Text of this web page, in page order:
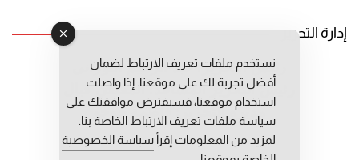
إدارة التحرير
رئيس التحرير: عبد الرحيم التوراني
رئيس التحرير المساعد: المعطي قبال
مديرة التحرير: فاطمة حوحو
نستخدم ملفات تعريف الارتباط لضمان
أفضل تجربة لك على موقعنا. إذا واصلت
استخدام موقعنا، فسنفترض موافقتك على
سياسة ملفات تعريف الارتباط الخاصة بنا.
لمزيد من المعلومات إقرأ سياسة الخصوصية